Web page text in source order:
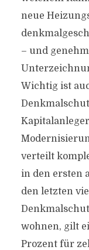
neue
– und
Wichtig ist
verteilt
in den ersten
den letzten
wohnen, gilt
Prozent für